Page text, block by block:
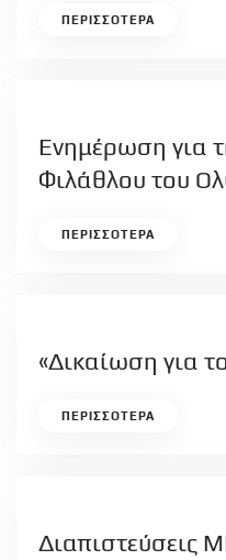
ΠΕΡΙΣΣΟΤΕΡΑ
Ενημέρωση για
Φιλάθλου του
ΠΕΡΙΣΣΟΤΕΡΑ
«Δικαίωση για
ΠΕΡΙΣΣΟΤΕΡΑ
Διαπιστεύσεις